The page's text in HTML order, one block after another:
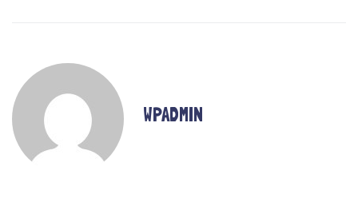
WPADMIN